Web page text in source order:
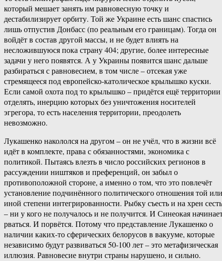
который мешает занять им равновесную точку и
дестабилизирует орбиту. Той же Украине есть шанс спастись
лишь отпустив Донбасс (по реальным его границам). Тогда он
войдёт в состав другой массы, и не будет влиять на
несложившуюся пока страну 404; другие, более интересные
задачи у него появятся. А у Украины появится шанс дальше
разбираться с равновесием, в том числе – отсекая уже
стремящееся под европейско-католическое крылышко куски.
Если самой охота под то крылышко – придётся ещё территории
отделять, инерцию которых без уничтожения носителей
эгрегора, то есть населения территории, преодолеть
невозможно.
Лукашенко накололся на другом – он не учёл, что в жизни всё
идёт в комплекте, права с обязанностями, экономика с
политикой. Пытаясь влезть в число российских регионов в
рассуждении ништяков и преференций, он забыл о
противоположной стороне, а именно о том, что это повлечёт
установление подчинённого политического отношения той или
иной степени интегрированности. Рыбку съесть и на хрен сесть
– ни у кого не получалось и не получится. И Синеокая
рваться. И порвётся. Потому что представление Лукашенко о
наличии каких-то сферических белорусов в вакууме, которые
независимо будут развиваться 50-100 лет – это метафизическая
иллюзия. Равновесие внутри страны нарушено, и сильно.